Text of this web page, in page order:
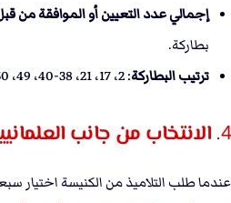
إجمالي عدد التعيين أو الموافقة من
بطاركة.
ترتيب البطاركة: 2، 17، 21، 38-40، 49، 50، 88.
4. الانتخاب من جانب العلمانيين وحدهم:
عندما طلب التلاميذ من الكنيسة اختيار